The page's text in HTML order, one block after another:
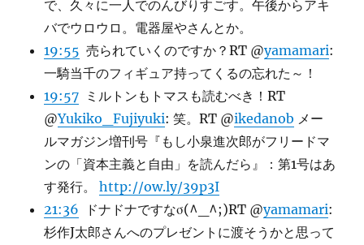
で、久々に一人でのんびりすごす。午後からアキ
バでウロウロ。電器屋やさんとか。
19:55 売られていくのですか？RT @yamamari:
一騎当千のフィギュア持ってくるの忘れた～！
19:57 ミルトンもトマスも読むべき！RT
@Yukiko_Fujiyuki: 笑。RT @ikedanob メー
ルマガジン増刊号『もし小泉進次郎がフリードマ
ンの「資本主義と自由」を読んだら』：第1号はあ
す発行。http://ow.ly/39p3I
21:36
ドナドナですなσ(^_^;)RT @yamamari:
杉作J太郎さんへのプレゼントに渡そうかと思って